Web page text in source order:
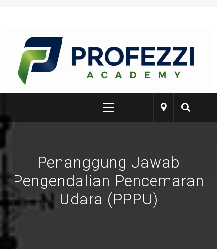
PROFEZZI
Menu
Penanggung Jawab
Pengendalian Pencemaran
Udara (PPPU)